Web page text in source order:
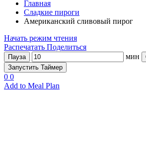
Главная
Сладкие пироги
Американский сливовый пирог
Начать режим чтения
Распечатать Поделиться
Пауза мин
Запустить Таймер
0 0
Add to Meal Plan